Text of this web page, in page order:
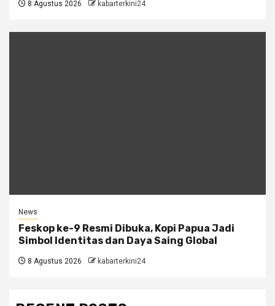
8 Agustus 2026 kabarterkini24
News
Feskop ke-9 Resmi Dibuka, Kopi Papua Jadi
Simbol Identitas dan Daya Saing Global
8 Agustus 2026 kabarterkini24